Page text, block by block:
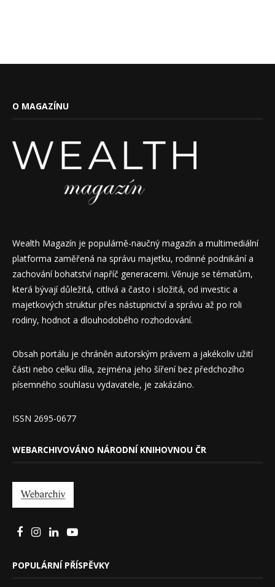
O MAGAZÍNU
Wealth Magazín je populárně-naučný magazín a multimediální
platforma zaměřená na správu majetku, rodinné podnikání a
zachování bohatství napříč generacemi. Věnuje se tématům,
která bývají důležitá, citlivá a často i složitá, od investic a
majetkových struktur přes nástupnictví a správu až po roli
rodiny, hodnot a dlouhodobého rozhodování.
Obsah portálu je chráněn autorským právem a jakékoliv užití
části nebo celku díla, zejména jeho šíření bez předchozího
písemného souhlasu vydavatele, je zakázáno.
ISSN 2695-0677
WEBARCHIVOVÁNO NÁRODNÍ KNIHOVNOU ČR
POPULÁRNÍ PŘÍSPĚVKY